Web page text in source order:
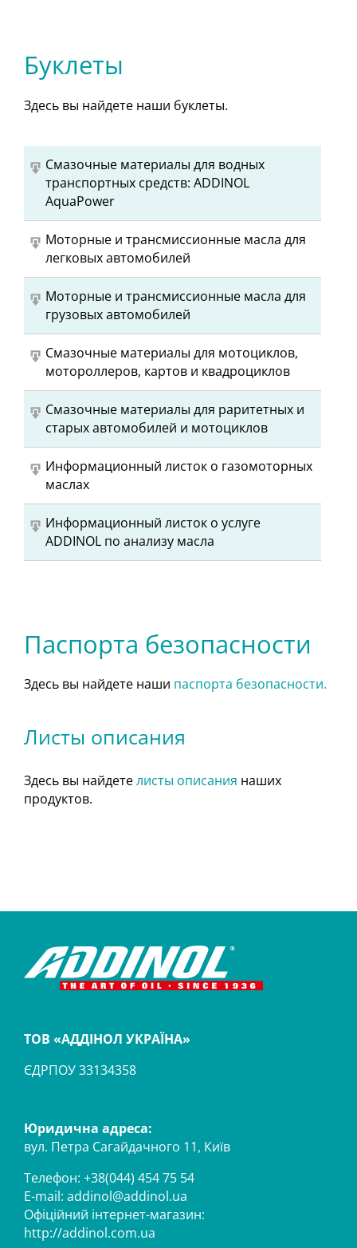
Буклеты
Здесь вы найдете наши буклеты.
Смазочные материалы для водных
транспортных средств: ADDINOL
AquaPower
Моторные и трансмиссионные масла для
легковых автомобилей
Моторные и трансмиссионные масла для
грузовых автомобилей
Смазочные материалы для мотоциклов,
мотороллеров, картов и квадроциклов
Cмазочные материалы для раритетных и
старых автомобилей и мотоциклов
Информационный листок о газомоторных
маслах
Информационный листок о услуге
ADDINOL по анализу масла
Паспорта безопасности
Здесь вы найдете наши паспорта безопасности.
Листы описания
Здесь вы найдетелисты описания наших
продуктов.
ТОВ «АДДІНОЛ УКРАЇНА»
ЄДРПОУ 33134358
Юридична адреса:
вул. Петра Сагайдачного 11, Київ
Телефон: +38(044) 454 75 54
E-mail: addinol@addinol.ua
Офіційний інтернет-магазин:
http://addinol.com.ua